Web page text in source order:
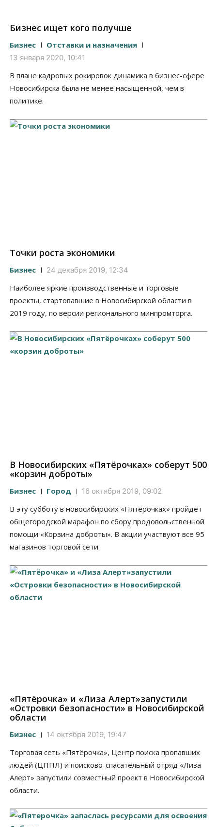
Бизнес ищет кого получше
Бизнес Отставки и назначения
13 января 2020, 10:41
В плане кадровых рокировок динамика в бизнес-сфере
Новосибирска была не менее насыщенной, чем в
политике.
Точки роста экономики
Бизнес 24 декабря 2019, 12:34
Наиболее яркие производственные и торговые
проекты, стартовавшие в Новосибирской области в
2019 году, по версии регионального минпромторга.
В Новосибирских «Пятёрочках» соберут 500
«корзин доброты»
Бизнес Город 16 октября 2019, 09:02
В эту субботу в новосибирских «Пятёрочках» пройдет
общегородской марафон по сбору продовольственной
помощи «Корзина доброты». В акции участвуют все 95
магазинов торговой сети.
«Пятёрочка» и «Лиза Алерт»запустили
«Островки безопасности» в Новосибирской
области
Бизнес 14 октября 2019, 19:47
Торговая сеть «Пятёрочка», Центр поиска пропавших
людей (ЦППЛ) и поисково-спасательный отряд «Лиза
Алерт» запустили совместный проект в Новосибирской
области.